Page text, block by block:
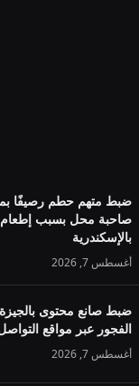
ضبط متهم حطم رصيفًا
صاحبة محل بسبب إطعام
بالإسكندرية
أغسطس 7, 2026
ضبط صانع محتوى
الفجور عبر مواقع
أغسطس 7, 2026